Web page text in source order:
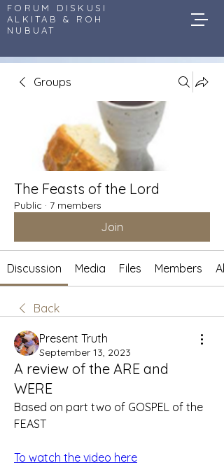
FORUM DISKUSI
ALKITAB & ROH
NUBUAT
Groups
The Feasts of the Lord
Public · 7 members
Join
Discussion Media Files Members
Back
Present Truth
September 13, 2023
A review of the ARE and
WERE
Based on part two of GOSPEL of the
FEAST
To watch the video here